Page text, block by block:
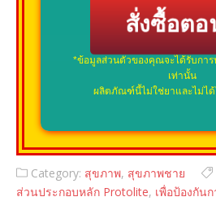
สั่งซื้อต
*ข้อมูลส่วนตัวของคุณจะได้รับกา
เท่านั้น
ผลิตภัณฑ์นี้ไม่ใช่ยาและไม่ไ
Category: สุขภาพ, สุขภาพชาย
ส่วนประกอบหลัก Protolite, เพื่อป้องกัน